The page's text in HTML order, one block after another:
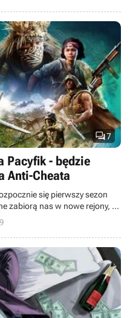
90.?
7
Pacyfik - będzie
Anti-Cheata
się pierwszy sezon
zabiorą nas w nowe rejony, a
systemu antycheaterskiego.